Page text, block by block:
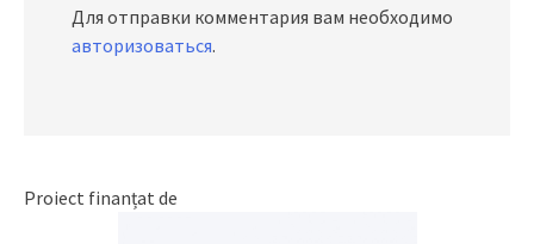
Для отправки комментария вам необходимо
авторизоваться.
Proiect finanțat de